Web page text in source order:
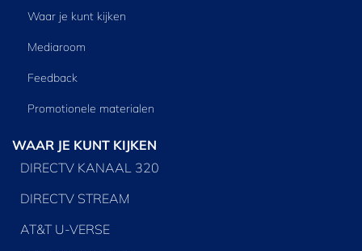
Waar je kunt kijken
Mediaroom
Feedback
Promotionele materialen
WAAR JE KUNT KIJKEN
DIRECTV KANAAL 320
DIRECTV STREAM
AT&T U-VERSE